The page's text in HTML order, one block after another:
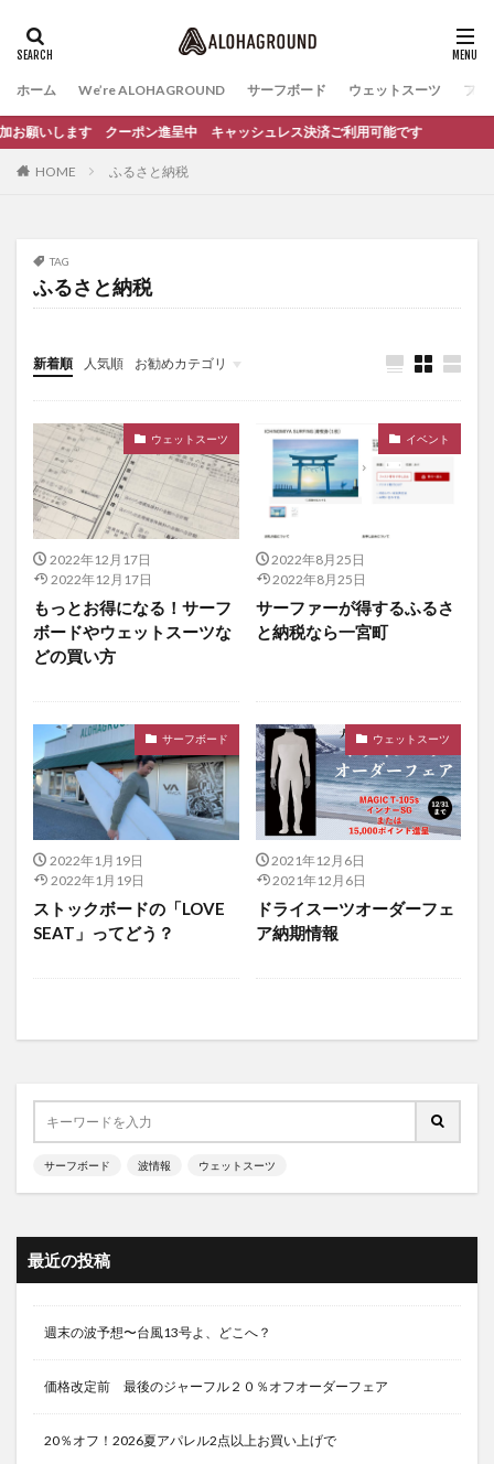
ホーム We’re ALOHAGROUND サーフボード ウェットスーツ ファ
します クーポン進呈中 キャッシュレス決済ご利用可能です
HOME ふるさと納税
TAG
ふるさと納税
新着順 人気順 お勧めカテゴリ
イベント
サーフィンスクール
ウェットスーツ
2022年12月17日
2022年12月17日
もっとお得になる！サーフ
ボードやウェットスーツな
どの買い方
イベント
2022年8月25日
2022年8月25日
サーファーが得するふるさ
と納税なら一宮町
サーフボード
2022年1月19日
2022年1月19日
ストックボードの「LOVE
SEAT」ってどう？
ウェットスーツ
2021年12月6日
2021年12月6日
ドライスーツオーダーフェ
ア納期情報
サーフボード 波情報 ウェットスーツ
最近の投稿
週末の波予想〜台風13号よ、どこへ？
価格改定前 最後のジャーフル２０％オフオーダーフェア
20％オフ！2026夏アパレル2点以上お買い上げで